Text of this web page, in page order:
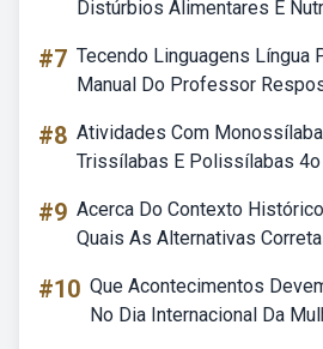
Distúrbios Alimentares E
#7 Tecendo Linguagens Língua
Manual Do Professor
#8 Atividades Com
Trissílabas E Polissílabas 4o
#9 Acerca Do Contexto
Quais As Alternativas
#10 Que Acontecimentos
No Dia Internacional Da